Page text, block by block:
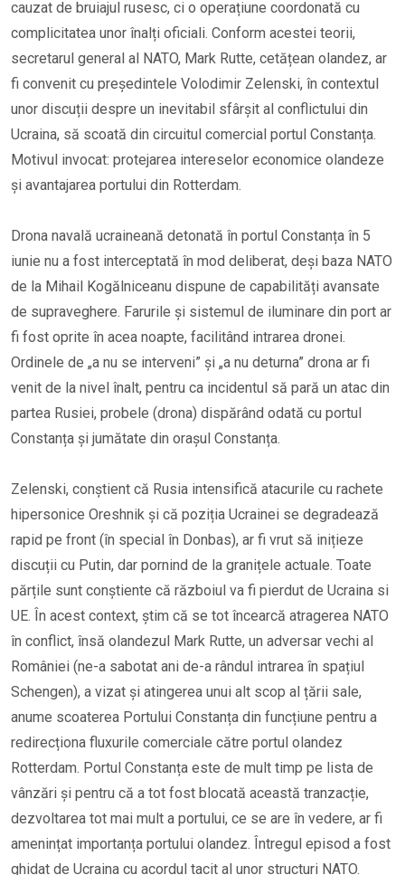
cauzat de bruiajul rusesc, ci o operațiune coordonată cu
complicitatea unor înalți oficiali. Conform acestei teorii,
secretarul general al NATO, Mark Rutte, cetățean olandez, ar
fi convenit cu președintele Volodimir Zelenski, în contextul
unor discuții despre un inevitabil sfârșit al conflictului din
Ucraina, să scoată din circuitul comercial portul Constanța.
Motivul invocat: protejarea intereselor economice olandeze
și avantajarea portului din Rotterdam.
Drona navală ucraineană detonată în portul Constanța în 5
iunie nu a fost interceptată în mod deliberat, deși baza NATO
de la Mihail Kogălniceanu dispune de capabilități avansate
de supraveghere. Farurile și sistemul de iluminare din port ar
fi fost oprite în acea noapte, facilitând intrarea dronei.
Ordinele de „a nu se interveni” și „a nu deturna” drona ar fi
venit de la nivel înalt, pentru ca incidentul să pară un atac din
partea Rusiei, probele (drona) dispărând odată cu portul
Constanța și jumătate din orașul Constanța.
Zelenski, conștient că Rusia intensifică atacurile cu rachete
hipersonice Oreshnik și că poziția Ucrainei se degradează
rapid pe front (în special în Donbas), ar fi vrut să inițieze
discuții cu Putin, dar pornind de la granițele actuale. Toate
părțile sunt conștiente că războiul va fi pierdut de Ucraina si
UE. În acest context, știm că se tot încearcă atragerea NATO
în conflict, însă olandezul Mark Rutte, un adversar vechi al
României (ne-a sabotat ani de-a rândul intrarea în spațiul
Schengen), a vizat și atingerea unui alt scop al țării sale,
anume scoaterea Portului Constanța din funcțiune pentru a
redirecționa fluxurile comerciale către portul olandez
Rotterdam. Portul Constanța este de mult timp pe lista de
vânzări și pentru că a tot fost blocată această tranzacție,
dezvoltarea tot mai mult a portului, ce se are în vedere, ar fi
amenințat importanța portului olandez. Întregul episod a fost
ghidat de Ucraina cu acordul tacit al unor structuri NATO.